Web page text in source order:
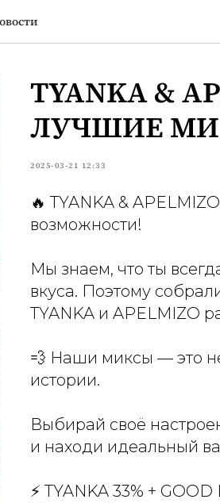
TYANKA &
ЛУЧШИЕ
2025-03-21 12:33
🔥 TYANKA &
возможности!
Мы знаем, что ты
вкуса. Поэтому
TYANKA и APELMIZO
💨 Наши миксы — это
истории.
Выбирай своё
и находи идеальный
⚡️ TYANKA 33% +